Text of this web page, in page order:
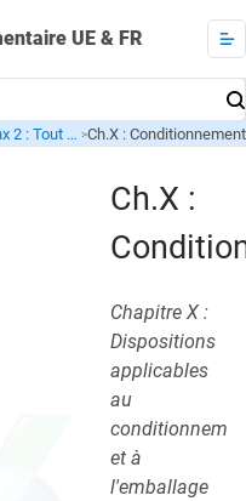
UE & FR
d'Hygiène
Anx 2 : Tout secteur alimentaire >Ch.X : Conditionnement
Ch.X :
Chapitre X :
Dispositions
applicables
au
et à
l'emballage